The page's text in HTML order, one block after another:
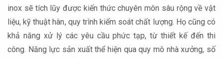
inox sẽ tích lũy được kiến thức chuyên môn sâu rộng về vật
liệu, kỹ thuật hàn, quy trình kiểm soát chất lượng. Họ cũng có
khả năng xử lý các yêu cầu phức tạp, từ thiết kế đến thi
công. Năng lực sản xuất thể hiện qua quy mô nhà xưởng, số